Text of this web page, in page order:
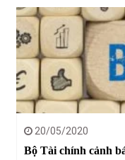
20/05/2020
Bộ Tài chính cảnh